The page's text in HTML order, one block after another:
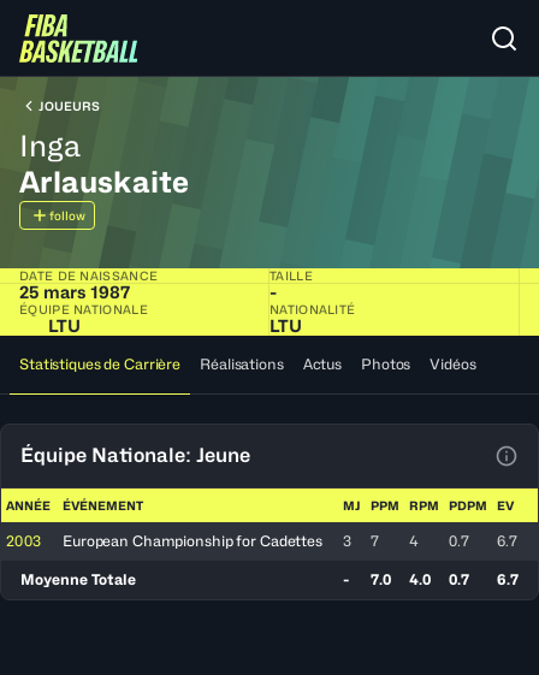
JOUEURS
Inga
Arlauskaite
follow
DATE DE NAISSANCE
25 mars 1987
TAILLE
-
ÉQUIPE NATIONALE
LTU
NATIONALITÉ
LTU
Statistiques de Carrière Réalisations Actus Photos Vidéos
Équipe Nationale: Jeune
ANNÉE ÉVÉNEMENT MJ PPM RPM PDPM EV
2003 European Championship for Cadettes 3 7 4 0.7 6.7
Moyenne Totale - 7.0 4.0 0.7 6.7